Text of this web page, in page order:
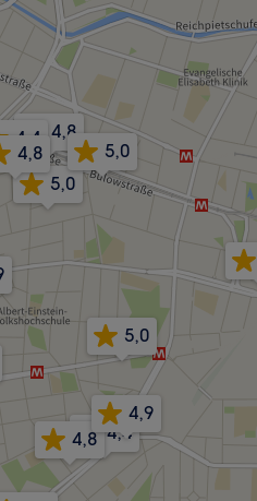
4,4
4,8
4,8
4,4
5,0
5,0
4,8
5,0
4,9